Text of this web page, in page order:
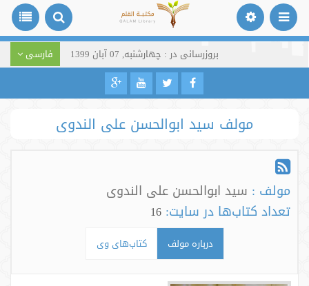
بروزرسانی در : چهارشنبه, 07 آبان 1399 فارسی
مولف سید ابوالحسن علی الندوی
مولف : سید ابوالحسن علی الندوی
تعداد کتاب‌ها در سایت: 16
درباره مولف کتاب‌های وی